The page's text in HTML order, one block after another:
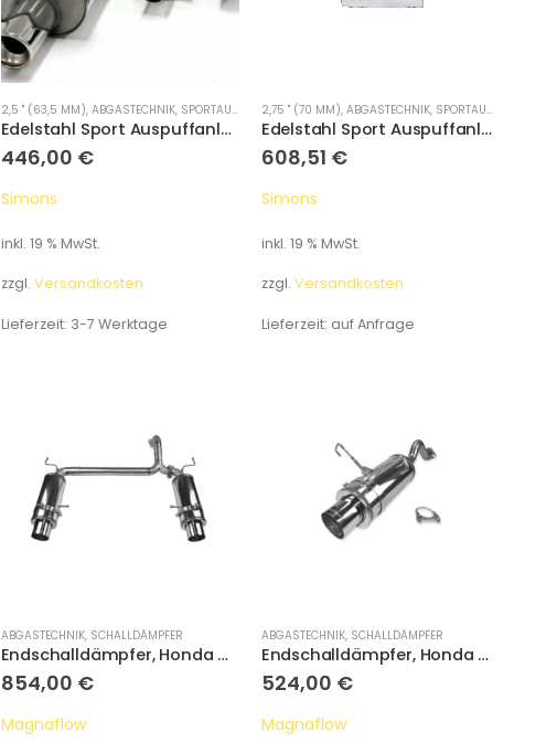
2,5 " (63,5 MM), ABGASTECHNIK, SPORTAUSPUFFANLAGEN
Edelstahl Sport Auspuffanlage 1x100mm rund Honda Civic 2.0i C-TEC Type R 200PS Baujahr 02-
446,00 €
Simons
inkl. 19 % MwSt.
zzgl. Versandkosten
Lieferzeit: 3-7 Werktage
2,75 " (70 MM), ABGASTECHNIK, SPORTAUSPUFFANLAGEN
Edelstahl Sport Auspuffanlage Honda Civic 2.0i V-TEC Type R 201PS Baujahr 07-
608,51 €
Simons
inkl. 19 % MwSt.
zzgl. Versandkosten
Lieferzeit: auf Anfrage
ABGASTECHNIK, SCHALLDÄMPFER
Endschalldämpfer, Honda Accord CL9
854,00 €
Magnaflow
ABGASTECHNIK, SCHALLDÄMPFER
Endschalldämpfer, Honda Civic Coupe EJ1 EJ2 EJ6 EJ8
524,00 €
Magnaflow